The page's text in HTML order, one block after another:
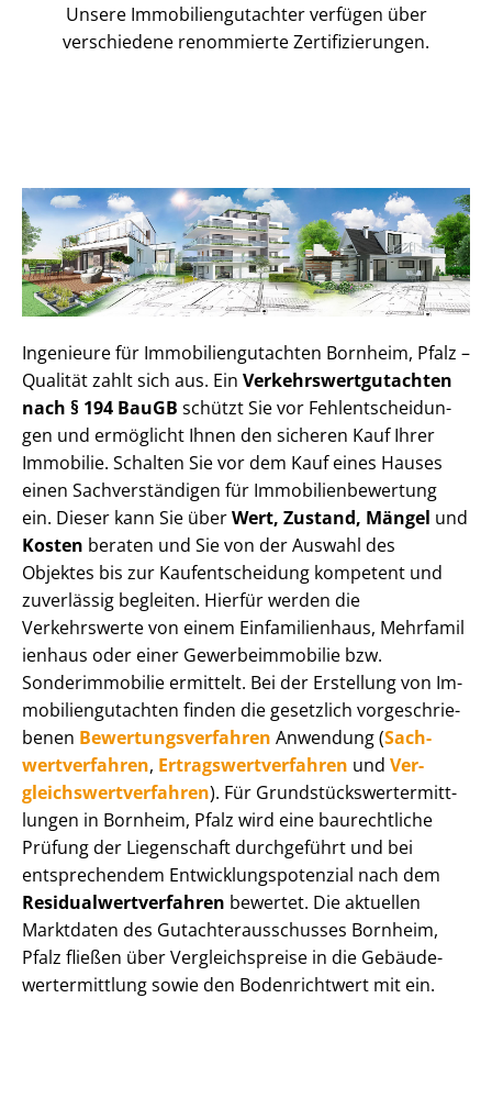
Unsere Immobilien­gutachter verfügen über
verschiedene renommierte Zer­ti­fi­zie­run­gen.
Ingenieure für Im­mo­bi­li­en­gut­ach­ten Bornheim, Pfalz –
Qualität zahlt sich aus. Ein Ver­kehrs­wert­gut­ach­ten
nach § 194 BauGB schützt Sie vor Fehl­ent­schei­dun­
gen und ermöglicht Ihnen den sicheren Kauf Ihrer
Immobilie. Schalten Sie vor dem Kauf eines Hauses
einen Sach­ver­stän­di­gen für Im­mo­bi­li­en­be­wer­tung
ein. Dieser kann Sie überWert, Zustand, Mängel und
Kosten beraten und Sie von der Auswahl des
Objektes bis zur Kauf­ent­schei­dung kompetent und
zuverlässig begleiten. Hierfür werden die
Verkehrswerte von einem Einfamilienhaus, Mehr­fa­mi­l
i­en­haus oder einer Ge­wer­be­im­mo­bi­lie bzw.
Sonderimmobilie ermittelt. Bei der Erstellung von Im­
mo­bi­li­en­gut­ach­ten finden die gesetzlich vor­ge­schrie­
be­nen Be­wer­tungs­ver­fah­ren Anwendung (Sach­
wert­ver­fah­ren, Er­trags­wert­ver­fah­ren und Ver­
gleichs­wert­ver­fah­ren). Für Grund­stücks­wert­ermitt­
lun­gen in Bornheim, Pfalz wird eine baurechtliche
Prüfung der Liegenschaft durchgeführt und bei
entsprechendem Ent­wick­lungs­po­ten­zi­al nach dem
Re­si­du­al­wert­ver­fah­ren bewertet. Die aktuellen
Marktdaten des Gut­ach­ter­aus­schus­ses Bornheim,
Pfalz fließen über Ver­gleichs­prei­se in die Ge­bäu­de­
wert­ermitt­lung sowie den Bodenrichtwert mit ein.